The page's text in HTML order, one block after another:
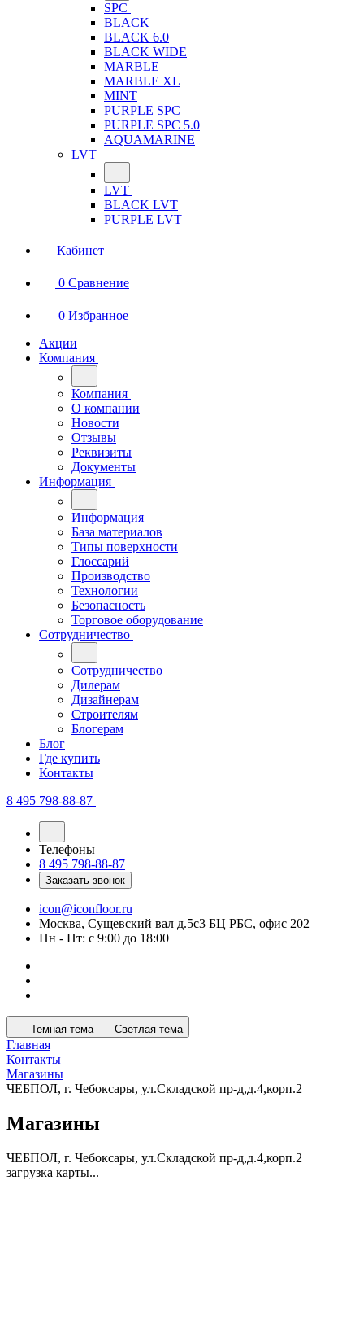
SPC
BLACK
BLACK 6.0
BLACK WIDE
MARBLE
MARBLE XL
MINT
PURPLE SPC
PURPLE SPC 5.0
AQUAMARINE
LVT
LVT
BLACK LVT
PURPLE LVT
Кабинет
0 Сравнение
0 Избранное
Акции
Компания
Компания
О компании
Новости
Отзывы
Реквизиты
Документы
Информация
Информация
База материалов
Типы поверхности
Глоссарий
Производство
Технологии
Безопасность
Торговое оборудование
Сотрудничество
Сотрудничество
Дилерам
Дизайнерам
Строителям
Блогерам
Блог
Где купить
Контакты
8 495 798-88-87
Телефоны
8 495 798-88-87
Заказать звонок
icon@iconfloor.ru
Москва, Сущевский вал д.5с3 БЦ РБС, офис 202
Пн - Пт: с 9:00 до 18:00
Темная тема Светлая тема
Главная
Контакты
Магазины
ЧЕБПОЛ, г. Чебоксары, ул.Складской пр-д,д.4,корп.2
Магазины
ЧЕБПОЛ, г. Чебоксары, ул.Складской пр-д,д.4,корп.2
загрузка карты...